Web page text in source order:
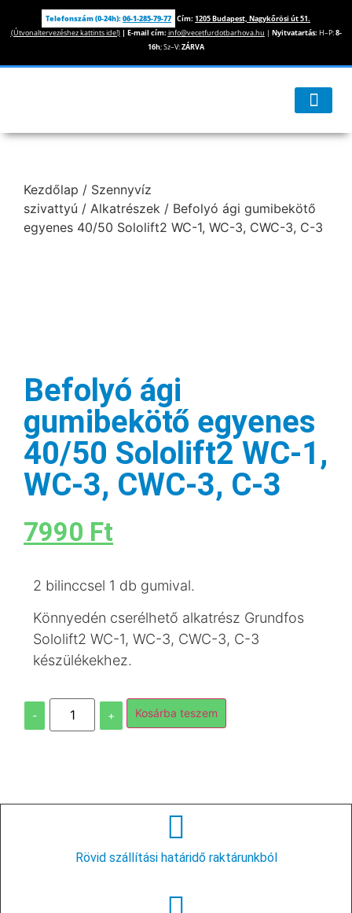
Telefonszám (0-24h): 06-1-285-79-77 Cím: 1205 Budapest, Nagykőrösi út 51.
(Útvonaltervezéshez kattints ide!) | E-mail cím: info@vecetfurdotbarhova.hu | Nyitvatartás: H–P:8-
16h; Sz–V:ZÁRVA
Kezdőlap / Szennyvíz
szivattyú / Alkatrészek / Befolyó ági gumibekötő
egyenes 40/50 Sololift2 WC-1, WC-3, CWC-3, C-3
Befolyó ági
gumibekötő egyenes
40/50 Sololift2 WC-1,
WC-3, CWC-3, C-3
7990 Ft
2 bilinccsel 1 db gumival.
Könnyedén cserélhető alkatrész Grundfos
Sololift2 WC-1, WC-3, CWC-3, C-3
készülékekhez.
- + Kosárba teszem
Rövid szállítási határidő raktárunkból